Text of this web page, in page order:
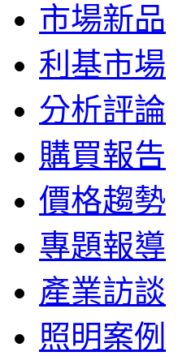
市場新品
利基市場
分析評論
購買報告
價格趨勢
專題報導
產業訪談
照明案例